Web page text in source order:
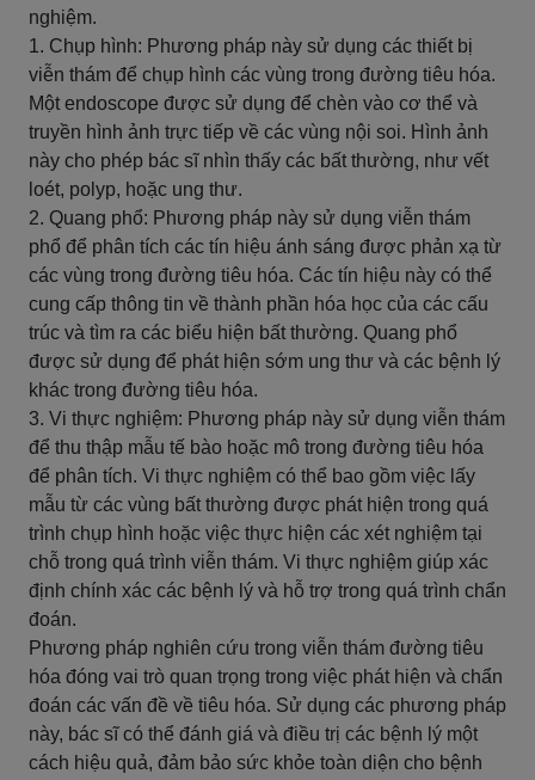
nghiệm.
1. Chụp hình: Phương pháp này sử dụng các thiết bị
viễn thám để chụp hình các vùng trong đường tiêu hóa.
Một endoscope được sử dụng để chèn vào cơ thể và
truyền hình ảnh trực tiếp về các vùng nội soi. Hình ảnh
này cho phép bác sĩ nhìn thấy các bất thường, như vết
loét, polyp, hoặc ung thư.
2. Quang phổ: Phương pháp này sử dụng viễn thám
phổ để phân tích các tín hiệu ánh sáng được phản xạ từ
các vùng trong đường tiêu hóa. Các tín hiệu này có thể
cung cấp thông tin về thành phần hóa học của các cấu
trúc và tìm ra các biểu hiện bất thường. Quang phổ
được sử dụng để phát hiện sớm ung thư và các bệnh lý
khác trong đường tiêu hóa.
3. Vi thực nghiệm: Phương pháp này sử dụng viễn thám
để thu thập mẫu tế bào hoặc mô trong đường tiêu hóa
để phân tích. Vi thực nghiệm có thể bao gồm việc lấy
mẫu từ các vùng bất thường được phát hiện trong quá
trình chụp hình hoặc việc thực hiện các xét nghiệm tại
chỗ trong quá trình viễn thám. Vi thực nghiệm giúp xác
định chính xác các bệnh lý và hỗ trợ trong quá trình chẩn
đoán.
Phương pháp nghiên cứu trong viễn thám đường tiêu
hóa đóng vai trò quan trọng trong việc phát hiện và chẩn
đoán các vấn đề về tiêu hóa. Sử dụng các phương pháp
này, bác sĩ có thể đánh giá và điều trị các bệnh lý một
cách hiệu quả, đảm bảo sức khỏe toàn diện cho bệnh